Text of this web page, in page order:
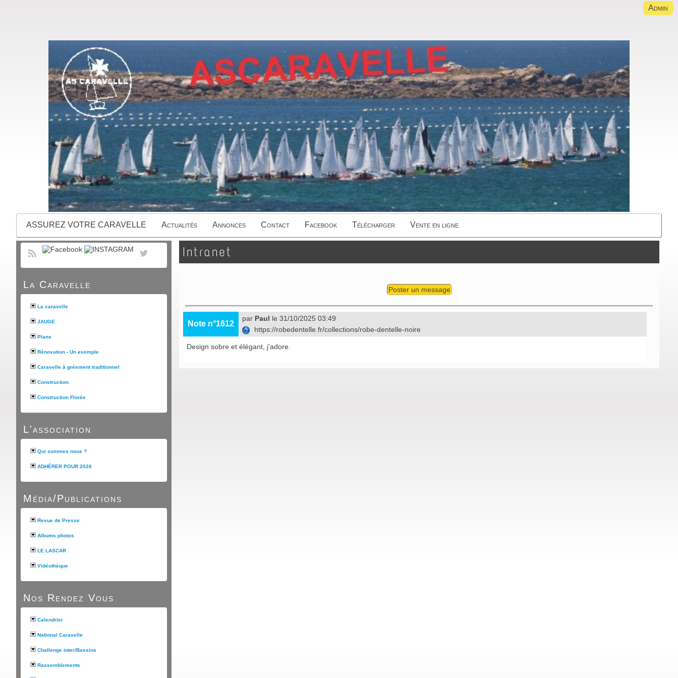
Admin
ASSUREZ VOTRE CARAVELLE Actualités Annonces Contact Facebook Télécharger Vente en ligne
La Caravelle
La caravelle
JAUGE
Plans
Rénovation - Un exemple
Caravelle à gréement traditionnel
Construction
Construction Florès
L'association
Qui sommes nous ?
ADHÉRER POUR 2026
Média/Publications
Revue de Presse
Albums photos
LE LASCAR
Vidéothèque
Nos Rendez Vous
Calendrier
National Caravelle
Challenge inter/Bassins
Rassemblements
Intranet
Poster un message
Note n°1612
par Paul le 31/10/2025 03:49
https://robedentelle.fr/collections/robe-dentelle-noire
Design sobre et élégant, j'adore.